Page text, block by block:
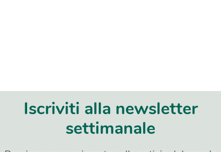
Iscriviti alla newsletter
settimanale